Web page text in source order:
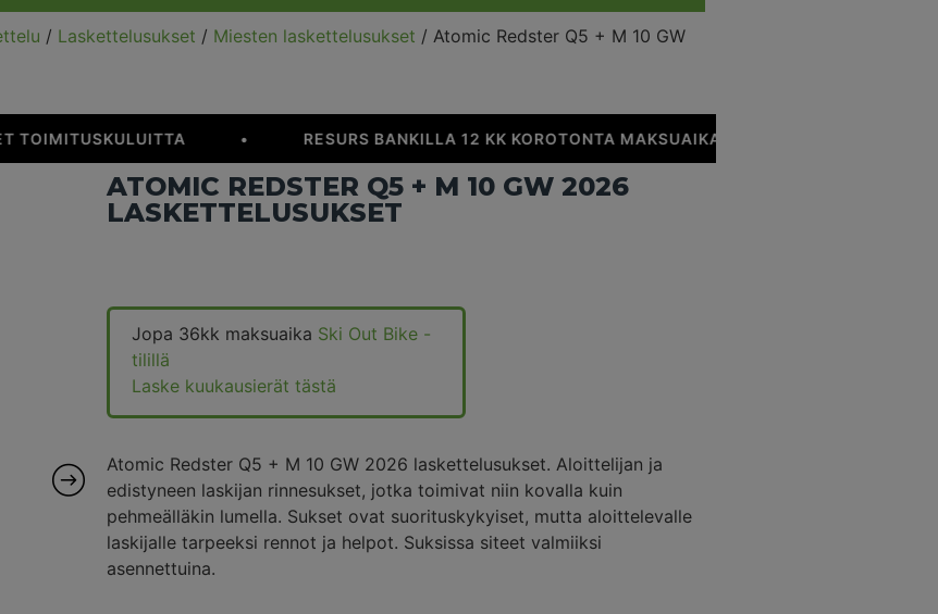
/ Laskettelusukset / Miesten laskettelusukset / Atomic Redster Q5 + M 10 GW
RESURS BANKILLA 12 KK KOROTONTA MAKSUAIKAA
ATOMIC REDSTER Q5 + M 10 GW 2026
LASKETTELUSUKSET
Jopa 36kk maksuaika Ski Out Bike -
tilillä
Laske kuukausierät tästä
Atomic Redster Q5 + M 10 GW 2026 laskettelusukset. Aloittelijan ja
edistyneen laskijan rinnesukset, jotka toimivat niin kovalla kuin
pehmeälläkin lumella. Sukset ovat suorituskykyiset, mutta aloittelevalle
laskijalle tarpeeksi rennot ja helpot. Suksissa siteet valmiiksi
asennettuina.